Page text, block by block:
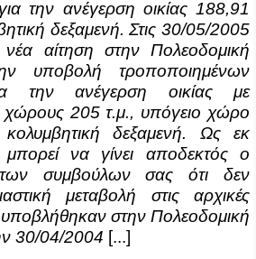
την ανέγερση οικίας 188,91
δεξαμενή. Στις 30/05/2005
νέα αίτηση στην Πολεοδομική
υποβολή τροποποιημένων
την ανέγερση οικίας με
χώρους 205 τ.μ., υπόγειο χώρο
δεξαμενή. Ως εκ
να γίνει αποδεκτός ο
των συμβούλων σας ότι δεν
μεταβολή στις αρχικές
υποβλήθηκαν στην Πολεοδομική
30/04/2004 [...]